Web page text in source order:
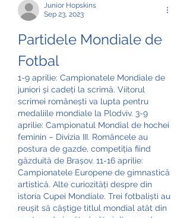
Junior Hopskins
Sep 23, 2023
Partidele Mondiale de
Fotbal
1-9 aprilie: Campionatele Mondiale de
juniori și cadeți la scrimă. Viitorul
scrimei românești va lupta pentru
medaliile mondiale la Plodviv. 3-9
aprilie: Campionatul Mondial de hochei
feminin – Divizia III. Româncele au
postura de gazde, competiția fiind
găzduită de Brașov. 11-16 aprilie:
Campionatele Europene de gimnastică
artistică. Alte curiozități despre din
istoria Cupei Mondiale. Trei fotbaliști au
reușit să câștige titlul mondial atât din